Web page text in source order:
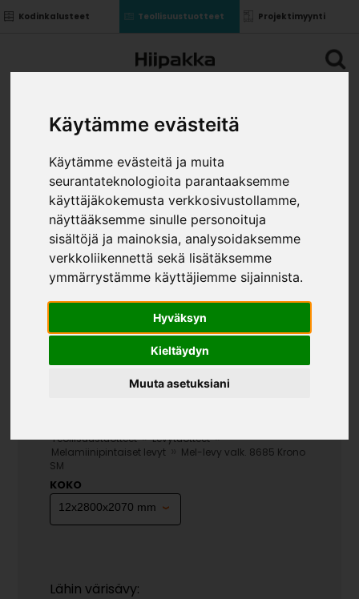
Käytämme evästeitä
Käytämme evästeitä ja muita
seurantateknologioita parantaaksemme
käyttäjäkokemusta verkkosivustollamme,
näyttääksemme sinulle personoituja
sisältöjä ja mainoksia, analysoidaksemme
verkkoliikennettä sekä lisätäksemme
ymmärrystämme käyttäjiemme sijainnista.
Hyväksyn
Kieltäydyn
Muuta asetuksiani
Kodinkalusteet Teollisuustuotteet Projektimyynti
Teollisuustuotteet»Levytuotteet»
Melamiinipintaiset levyt
Mel-levy valk. 8685 Krono
SM
KOKO
Lähin värisävy: